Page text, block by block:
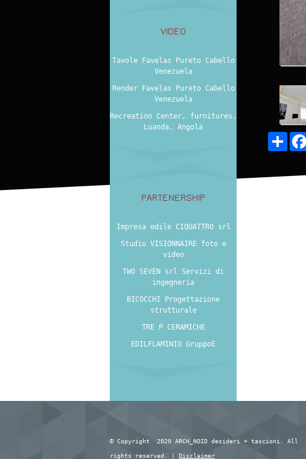
Share
VIDEO
Tavole Favelas Pureto Cabello
Venezuela
Render Favelas Pureto Cabello
Venezuela
Recreation Center, furnitures,
Luanda, Angola
PARTENERSHIP
Impresa edile CIQUATTRO srl
Studio VISIONNAIRE foto e
video
TWO SEVEN srl Servizi di
ingegneria
BICOCCHI Progettazione
strutturale
TRE P CERAMICHE
EDILFLAMINIO GruppoE
© Copyright 2020 ARCH_NOID desideri + tascioni. All
rights reserved. | Disclaimer